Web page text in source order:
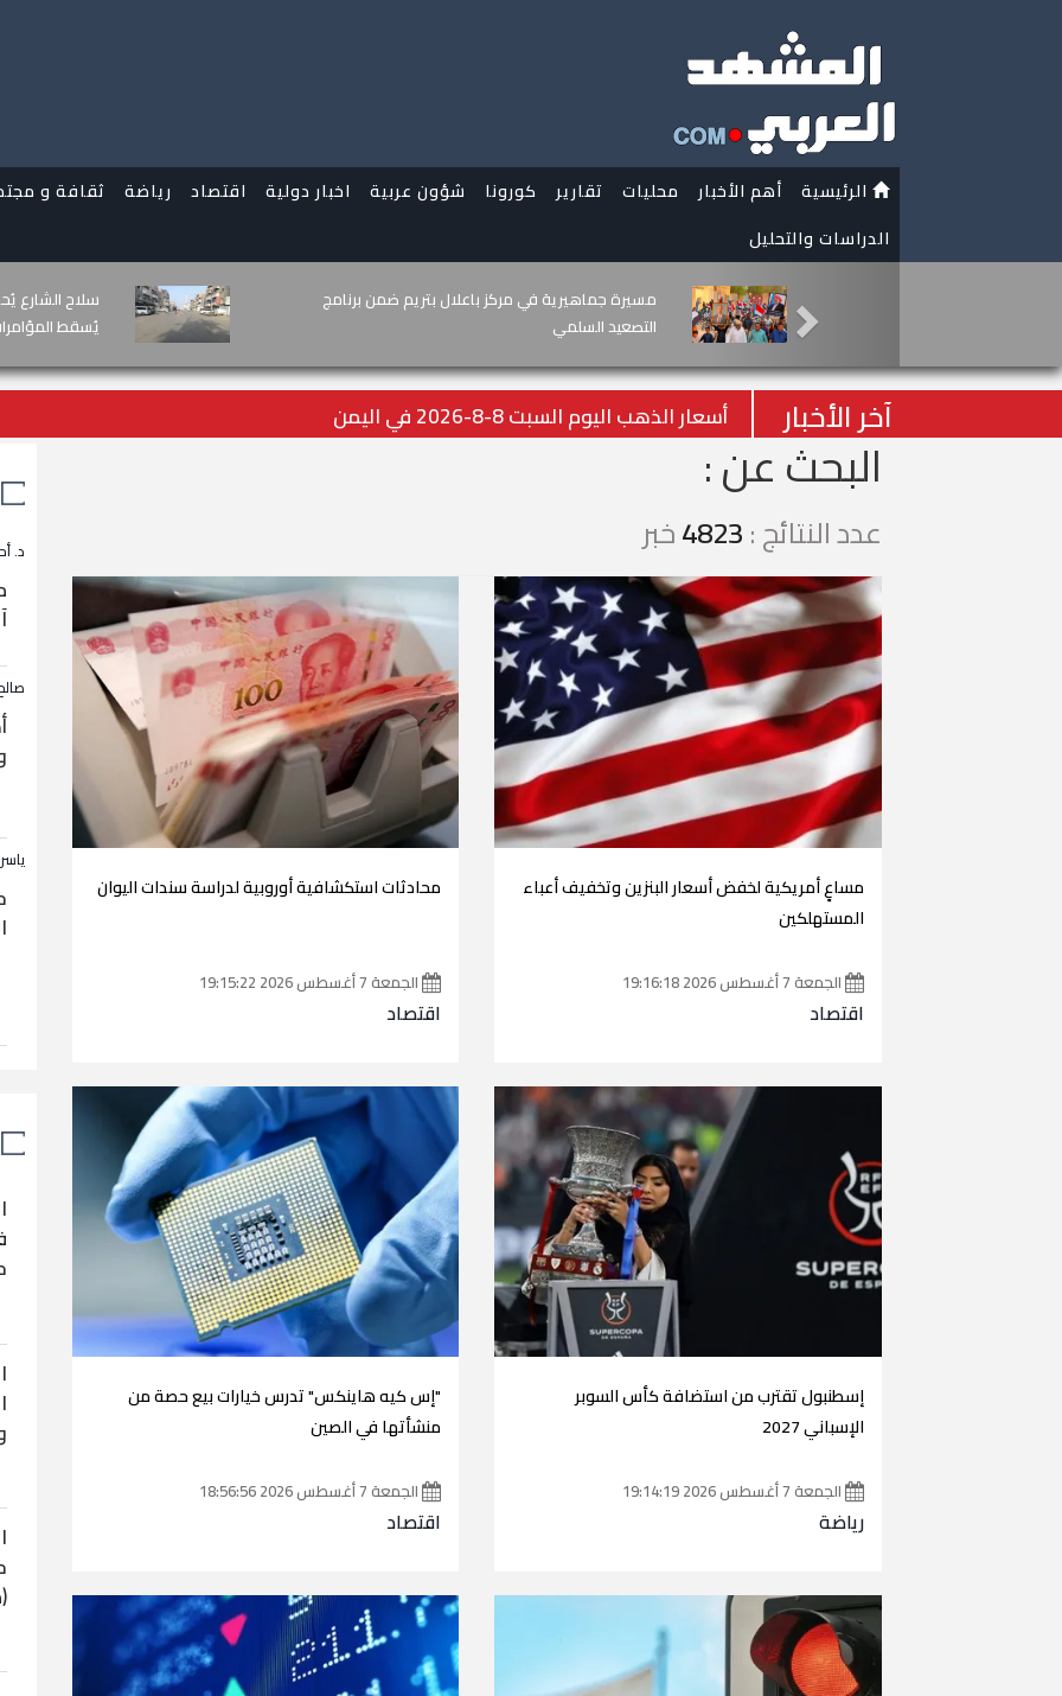
الرئيسية أهم الأخبار محليات تقارير كورونا شؤون عربية اخبار دولية اقتصاد رياضة
ثقافة و
الدراسات والتحليل
تنويه هام من قناة عدن بشأن استهداف مطار عتق
الدولي
شهداء دفاع
وتواصل دحر
آخر الأخبار أسعار الذهب اليوم السبت 8-8-2026 في اليمن
البحث عن :
عدد النتائج :4823خبر
مساعٍ أمريكية لخفض أسعار البنزين وتخفيف أعباء
المستهلكين
الجمعة 7 أغسطس 2026 19:16:18
اقتصاد
محادثات استكشافية أوروبية لدراسة سندات اليوان
الجمعة 7 أغسطس 2026 19:15:22
اقتصاد
إسطنبول تقترب من استضافة كأس السوبر
الإسباني 2027
الجمعة 7 أغسطس 2026 19:14:19
رياضة
"إس كيه هاينكس" تدرس خيارات بيع حصة من
منشأتها في الصين
الجمعة 7 أغسطس 2026 18:56:56
اقتصاد
د.